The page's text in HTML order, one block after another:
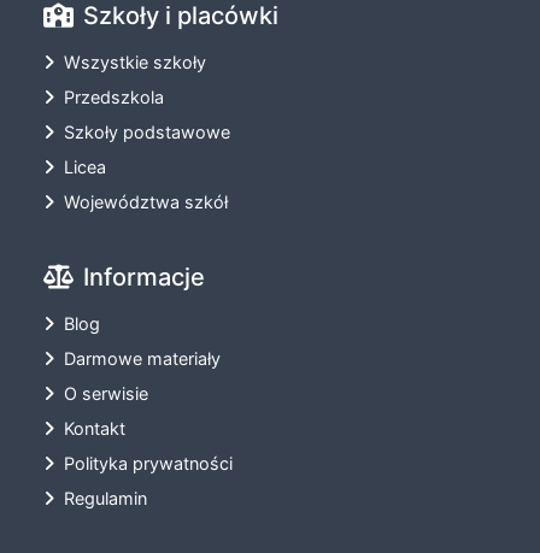
Szkoły i placówki
Wszystkie szkoły
Przedszkola
Szkoły podstawowe
Licea
Województwa szkół
Informacje
Blog
Darmowe materiały
O serwisie
Kontakt
Polityka prywatności
Regulamin